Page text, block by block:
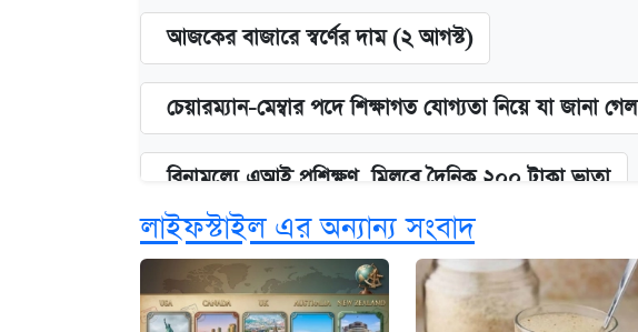
আজকের বাজারে স্বর্ণের দাম (২ আগস্ট)
চেয়ারম্যান-মেম্বার পদে শিক্ষাগত যোগ্যতা নিয়ে যা জানা গেল
বিনামূল্যে এআই প্রশিক্ষণ, মিলবে দৈনিক ২০০ টাকা ভাতা
ঢাবির সূর্যসেন হলে সমকামিতার অভিযোগে দুইজন আটক
দেশের বাজারে ফের বেড়েছে সোনার দাম
লাইফস্টাইল এর অন্যান্য সংবাদ